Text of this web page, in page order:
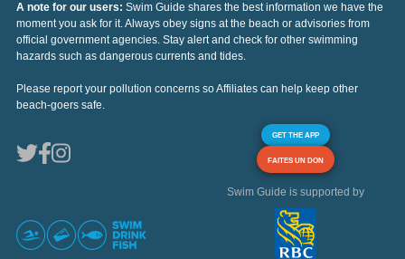
A note for our users: Swim Guide shares the best information we have the
moment you ask for it. Always obey signs at the beach or advisories from
official government agencies. Stay alert and check for other swimming
hazards such as dangerous currents and tides.
Please report your pollution concerns so Affiliates can help keep other
beach-goers safe.
GET THE APP
FAITES UN DON
Swim Guide is supported by